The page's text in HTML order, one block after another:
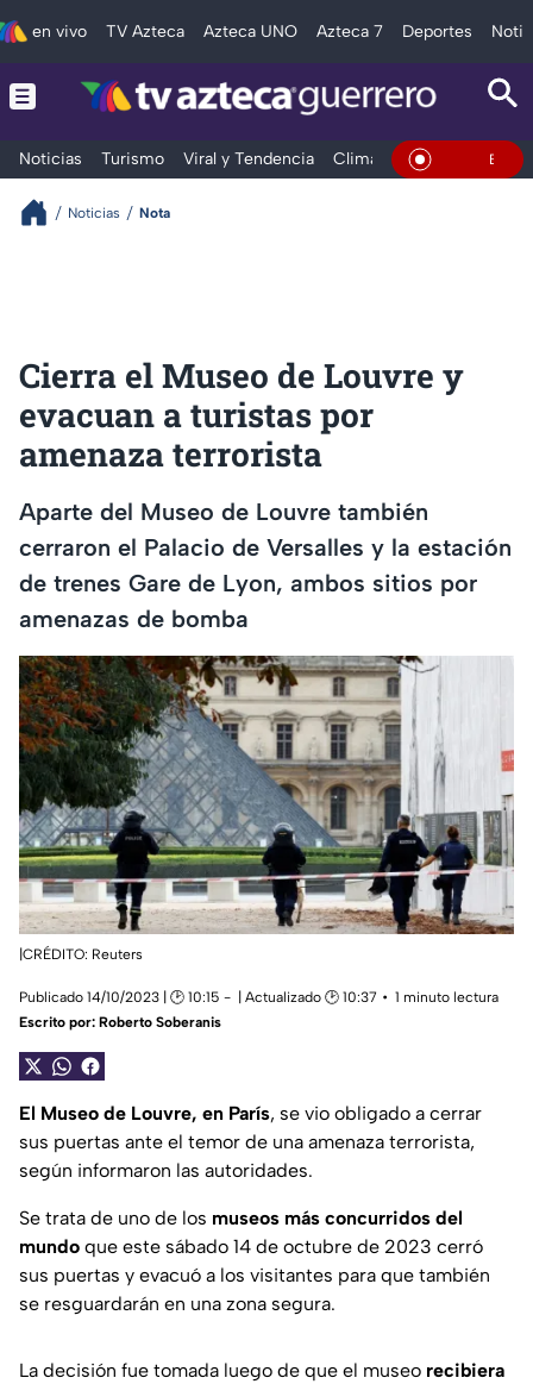
en vivo TV Azteca Azteca UNO Azteca 7 Deportes
Noticias Turismo Viral y Tendencia Clima Deportes En Vivo
Noticias Nota
Cierra el Museo de Louvre y
evacuan a turistas por
amenaza terrorista
Aparte del Museo de Louvre también
cerraron el Palacio de Versalles y la estación
de trenes Gare de Lyon, ambos sitios por
amenazas de bomba
|CRÉDITO: Reuters
Publicado 14/10/2023 | 🕑 10:15 | Actualizado 🕑 10:37
1 minuto lectura
Escrito por: Roberto Soberanis
El Museo de Louvre, en París, se vio obligado a cerrar
sus puertas ante el temor de una amenaza terrorista,
según informaron las autoridades.
Se trata de uno de los museos más concurridos del
mundo que este sábado 14 de octubre de 2023 cerró
sus puertas y evacuó a los visitantes para que también
se resguardarán en una zona segura.
La decisión fue tomada luego de que el museo recibiera